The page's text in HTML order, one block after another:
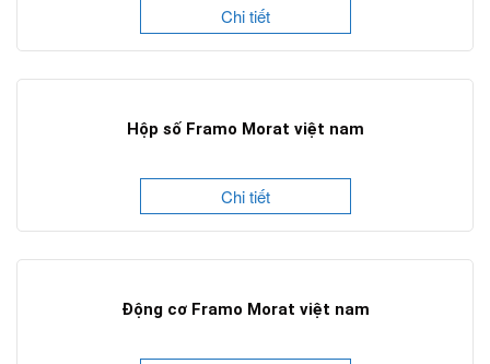
Chi tiết
Hộp số Framo Morat việt nam
Chi tiết
Động cơ Framo Morat việt nam